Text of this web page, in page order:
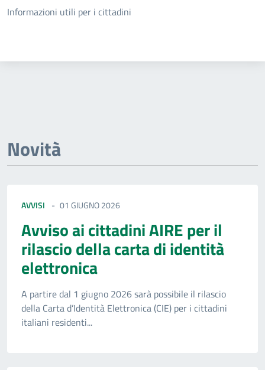
Dettagli della notizia
Informazioni utili per i cittadini
Novità
AVVISI 01 GIUGNO 2026
Avviso ai cittadini AIRE per il
rilascio della carta di identità
elettronica
A partire dal 1 giugno 2026 sarà possibile il rilascio
della Carta d’Identità Elettronica (CIE) per i cittadini
italiani residenti...